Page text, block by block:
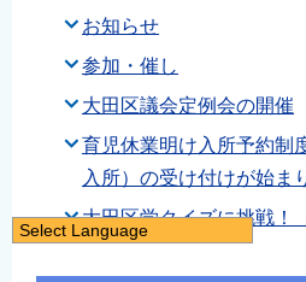
お知らせ
参加・催し
大田区議会定例会の開催
育児休業明け入所予約制
入所）の受け付けが始ま
大田区学クイズに挑戦！
Select Language